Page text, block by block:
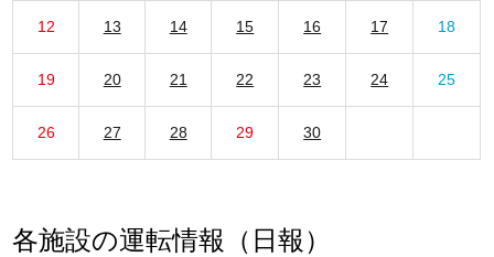
12 13 14 15 16 17 18
19 20 21 22 23 24 25
26 27 28 29 30
各施設の運転情報（日報）